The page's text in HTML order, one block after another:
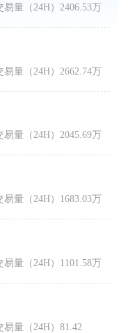
易量（24H） 2406.53万
易量（24H） 2662.74万
易量（24H）2045.69万
易量（24H） 1683.03万
易量（24H） 1101.58万
易量（24H）81.42